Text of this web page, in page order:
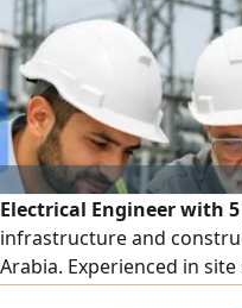
Electrical Engineer with
infrastructure and
Arabia. Experienced in